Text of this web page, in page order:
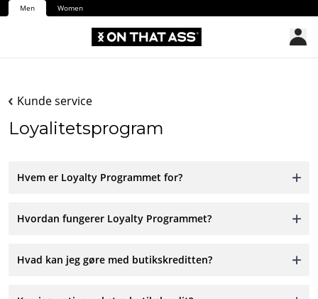
Men Women
Kunde service
Loyalitetsprogram
Hvem er Loyalty Programmet for?
Hvordan fungerer Loyalty Programmet?
Hvad kan jeg gøre med butikskreditten?